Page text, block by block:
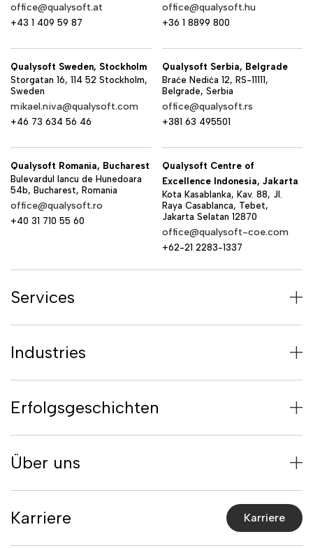
office@qualysoft.at
+43 1 409 59 87
office@qualysoft.hu
+36 1 8899 800
Qualysoft Sweden, Stockholm
Storgatan 16, 114 52 Stockholm,
Sweden
mikael.niva@qualysoft.com
+46 73 634 56 46
Qualysoft Serbia, Belgrade
Braće Nedića 12, RS-11111,
Belgrade, Serbia
office@qualysoft.rs
+381 63 495501
Qualysoft Romania, Bucharest
Bulevardul Iancu de Hunedoara
54b, Bucharest, Romania
office@qualysoft.ro
+40 31 710 55 60
Qualysoft Centre of
Excellence Indonesia, Jakarta
Kota Kasablanka, Kav. 88, Jl.
Raya Casablanca, Tebet,
Jakarta Selatan 12870
office@qualysoft-coe.com
+62-21 2283-1337
Services
Industries
Erfolgsgeschichten
Über uns
Karriere Karriere